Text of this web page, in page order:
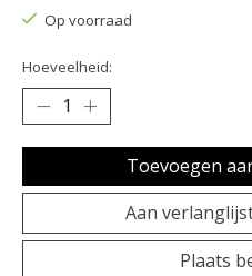
Op voorraad
Hoeveelheid:
Toevoegen
Aan
Plaats